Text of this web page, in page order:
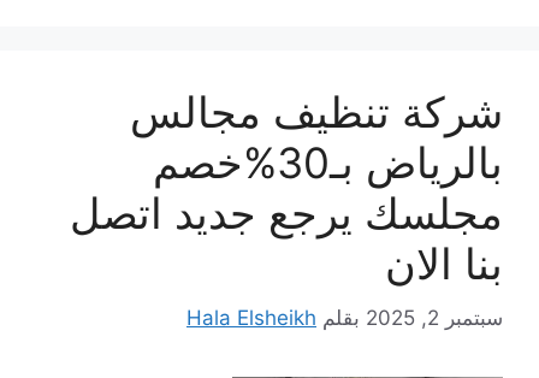
شركة تنظيف مجالس
بالرياض بـ30%خصم
مجلسك يرجع جديد اتصل
بنا الان
سبتمبر 2, 2025 بقلم Hala Elsheikh